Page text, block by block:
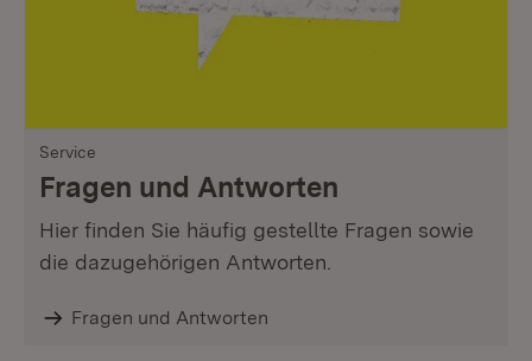
Service
Fragen und Antworten
Hier finden Sie häufig gestellte Fragen sowie
die dazugehörigen Antworten.
Fragen und Antworten